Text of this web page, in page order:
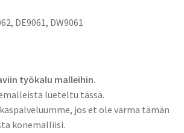
DE9061, DW9061
työkalu malleihin.
lueteltu tässä.
jos et ole varma tämän
konemalliisi.